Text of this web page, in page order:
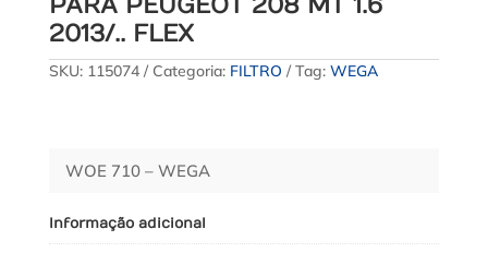
2013/.. FLEX
SKU: 115074 Categoria: FILTRO Tag: WEGA
WOE 710 – WEGA
Informação adicional